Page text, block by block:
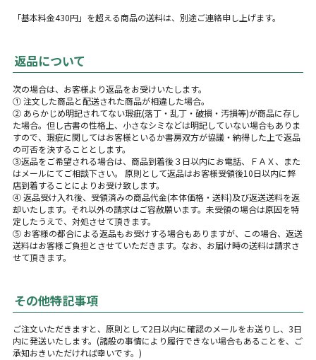
「基本料金430円」を超える商品の送料は、別途ご連絡申し上げます。
返品について
次の場合は、お客様より返品をお受けいたします。
① 注文した商品と配送された商品が相違した場合。
② あらかじめ明記されてない瑕疵(落丁・乱丁・破損・汚損等)が商品に存し
た場合。但し古書の性格上、小さなシミなどは明記していない場合もありま
すので、瑕疵に関してはお客様といるか書房双方が協議・納得した上で返品
の可否を決することとします。
③返品をご希望される場合は、商品到着後３日以内にお電話、ＦＡＸ、また
はメールにてご相談下さい。 原則として返品はお客様受領後10日以内に弊
店到着することによりお受け致します。
④ 返品受け入れ後、受領済みの商品代金(本体価格・送料)及び返送送料を返
却いたします。それ以外の請求はご容赦願います。未受領の場合は原因を特
定したうえで、対処させて頂きます。
⑤ お客様の都合による返品もお受けする場合もありますが、この場合、返送
送料はお客様ご負担とさせていただきます。なお、お届け時の送料は請求さ
せて頂きます。
その他特記事項
ご注文いただきますと、原則として2日以内に確認のメールをお送りし、3日
内に発送いたします。(諸般の事情により履行できない場合もあることを、ご
承知おきいただければ幸いです。)